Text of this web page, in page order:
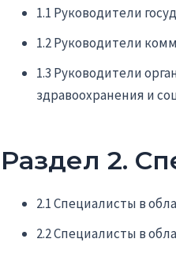
1.1 Руководители
1.2 Руководители
1.3 Руководители
здравоохранения и
Раздел 2.
2.1 Специалисты в
2.2 Специалисты в